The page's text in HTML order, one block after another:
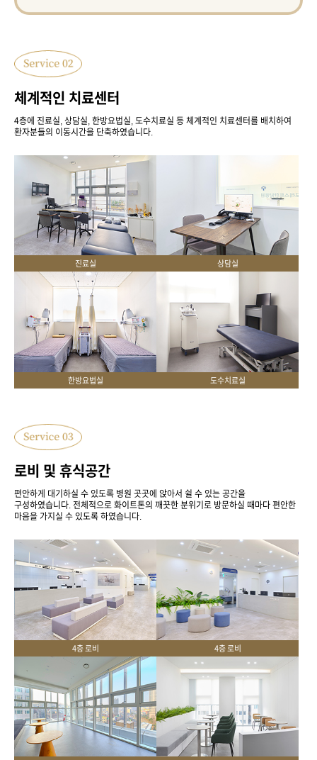
체계적인 치료센터
4층에 진료실, 상담실, 한방요법실, 도수치료실 등 체계적인 치료센터를 배치하여
환자분들의 이동시간을 단축하였습니다.
진료실 상담실
한방요법실 도수치료실
로비 및 휴식공간
편안하게 대기하실 수 있도록 병원 곳곳에 앉아서 쉴 수 있는 공간을
구성하였습니다. 전체적으로 화이트톤의 깨끗한 분위기로 방문하실 때마다 편안한
마음을 가지실 수 있도록 하였습니다.
4층 로비 4층 로비